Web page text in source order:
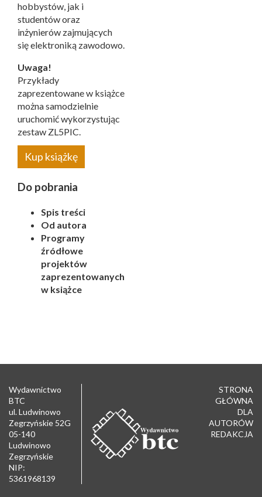
hobbystów, jak i
studentów oraz
inżynierów zajmujących
się elektroniką zawodowo.
Uwaga!
Przykłady
zaprezentowane w książce
można samodzielnie
uruchomić wykorzystując
zestaw ZL5PIC.
Kup książkę
Do pobrania
Spis treści
Od autora
Programy
źródłowe
projektów
zaprezentowanych
w książce
Wydawnictwo
BTC
ul. Ludwinowo
Zegrzyńskie 52G
05-140
Ludwinowo
Zegrzyńskie
NIP:
5361968139
STRONA
GŁÓWNA
DLA
AUTORÓW
REDAKCJA